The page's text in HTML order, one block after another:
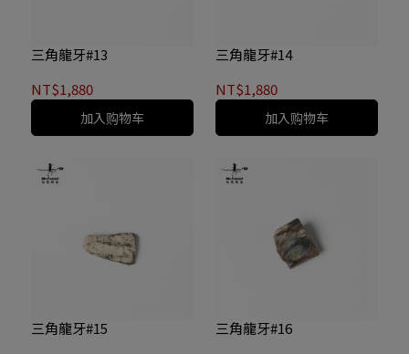
三角龍牙#13
NT$1,880
加入购物车
三角龍牙#14
NT$1,880
加入购物车
三角龍牙#15
三角龍牙#16